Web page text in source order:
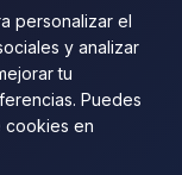
personalizar el
y analizar
tu
Puedes
cookies en